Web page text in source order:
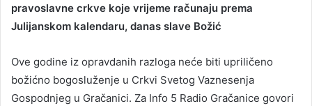
pravoslavne crkve koje vrijeme računaju prema
Julijanskom kalendaru, danas slave Božić
Ove godine iz opravdanih razloga neće biti upriličeno
božićno bogosluženje u Crkvi Svetog Vaznesenja
Gospodnjeg u Gračanici. Za Info 5 Radio Gračanice govori